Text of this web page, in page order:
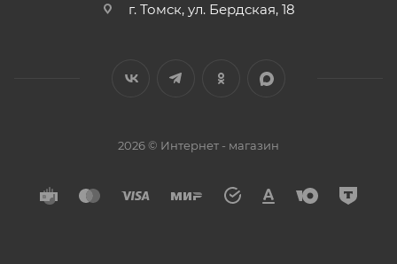
г. Томск, ул. Бердская, 18
2026 © Интернет - магазин